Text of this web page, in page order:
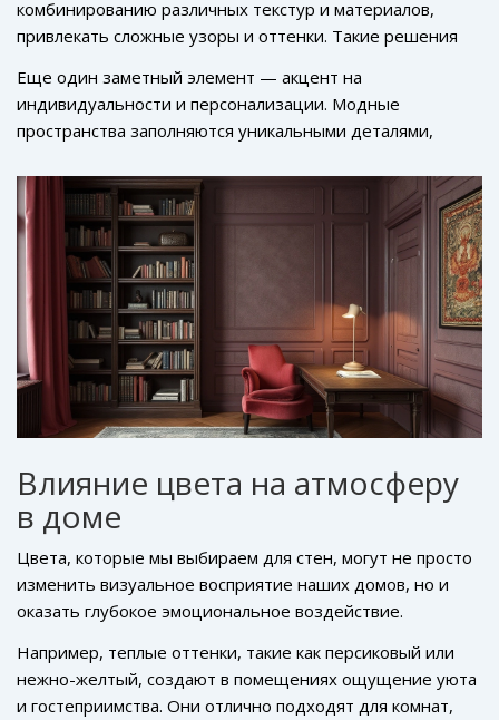
комбинированию различных текстур и материалов,
привлекать сложные узоры и оттенки. Такие решения
использованию бархатистых и матовых финишей.
Вдохновением становятся произведения искусства
разных эпох, и этот микс старого и нового перекликается
противоречий.
Еще один заметный элемент — акцент на
индивидуальности и персонализации. Модные
пространства заполняются уникальными деталями,
и историями жильцов. А
дизайн 2024
предлагает
разнообразие и экспериментальность даже в таком
привычном аспекте, как краски для стен в рамках
квартиры или дома. Смешение древних традиций и
современных технологий даёт новые возможности
выразить себя через пространство, которое нас
окружает.
Влияние цвета на атмосферу
в доме
Цвета, которые мы выбираем для стен, могут не просто
изменить визуальное восприятие наших домов, но и
оказать глубокое эмоциональное воздействие.
могут стимулировать умственную активность,
способствовать расслаблению или наоборот вызывать
Например, теплые оттенки, такие как персиковый или
нежно-желтый, создают в помещениях ощущение уюта
и гостеприимства. Они отлично подходят для комнат,